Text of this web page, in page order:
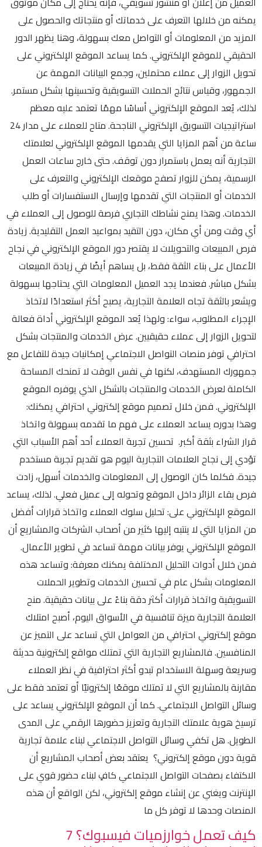
يمكنه من خلالها التعرف على خدماتك أو منتجاتك والحصول على
المزيد من المعلومات أو التواصل معك بسهولة، وهنا يظهر الدور
الحقيقي للموقع الإلكتروني. كما يساعد الموقع الإلكتروني على
تحويل الزوار إلى عملاء محتملين، وجمع البيانات المهمة عن
الجمهور، وقياس نتائج الحملات التسويقية وتحسينها بشكل مستمر.
لذلك، يُعد الموقع الإلكتروني أساسًا مهمًا تعتمد عليه معظم
استراتيجيات التسويق الإلكتروني الناجحة. متاح للعملاء على مدار 24
ساعة من أهم المزايا التي يقدمها الموقع الإلكتروني لعلامتك
التجارية أنه يعمل باستمرار دون توقف. حتى خارج ساعات العمل
الرسمية، يمكن للزوار تصفح موقعك الإلكتروني والتعرف على
الخدمات أو المنتجات التي تقدمها وإرسال الاستفسارات أو طلب
الخدمات. وهذا يمنح نشاطك التجاري فرصة للوصول إلى العملاء في
أي وقت ومن أي مكان، دون التقيد بمواعيد العمل التقليدية. زيادة
فرص المبيعات والتحويلات لا يقتصر دور الموقع الإلكتروني في نجاح
الأعمال على بناء الثقة فقط، بل يساهم أيضًا في زيادة المبيعات
بشكل مباشر. فعندما يجد العميل المعلومات التي يحتاجها بسهولة
ويشعر بالثقة تجاه العلامة التجارية، يصبح أكثر استعدادًا لاتخاذ
الإجراء المطلوب، سواء: ولهذا يُعد الموقع الإلكتروني أداة فعالة
لتحويل الزوار إلى عملاء حقيقيين. عرض الخدمات والمنتجات بشكل
احترافي توفر منصات التواصل الاجتماعي إمكانيات جيدة للتفاعل مع
جمهورك المستهدف، لكنها في نفس الوقت لا تمنحك المساحة
الكاملة لعرض الخدمات والمنتجات بالشكل الذي يوفره الموقع
الإلكتروني. فمن خلال تصميم موقع إلكتروني احترافي يمكنك:
وهذا بدوره يساعد العملاء على فهم ما تقدمه بسهولة واتخاذ
قرار الشراء بثقة أكبر. تحسين تجربة العملاء أحد أهم الأسباب التي
تؤدي إلى نجاح العلامات التجارية اليوم هو تقديم تجربة مستخدم
جيدة. فكلما كان الوصول إلى المعلومات والخدمات أسهل، زادت
فرص بقاء الزائر داخل الموقع وتحوله إلى عميل فعلي. لذلك، يساعد
الموقع الإلكتروني على: تحليل سلوك العملاء واتخاذ قرارات أفضل
من المزايا التي لا ينتبه إليها كثير من أصحاب الشركات والمشاريع أن
الموقع الإلكتروني يوفر بيانات مهمة تساعد في تطوير الأعمال.
فمن خلال أدوات التحليل المختلفة يمكنك معرفة: وتساعد هذه
المعلومات بشكل عام في تحسين الخدمات وتطوير الحملات
التسويقية واتخاذ قرارات أكثر دقة بناءً على بيانات حقيقية. منح
العلامة التجارية ميزة تنافسية في الأسواق اليوم، أصبح امتلاك
موقع إلكتروني احترافي من العوامل التي تساعد على التميز عن
المنافسين. فالمشاريع التجارية التي تمتلك مواقع إلكترونية حديثة
وسريعة وسهلة الاستخدام تبدو أكثر احترافية في نظر العملاء
مقارنة بالمشاريع التي لا تمتلك موقعًا إلكترونيًا أو تعتمد فقط على
وسائل التواصل الاجتماعي. كما أن الموقع الإلكتروني يساعد على
ترسيخ هوية علامتك التجارية وتعزيز حضورها الرقمي على المدى
الطويل. هل تكفي وسائل التواصل الاجتماعي لبناء علامة تجارية
قوية دون موقع إلكتروني؟ يعتقد بعض أصحاب المشاريع أن
الاكتفاء بصفحات التواصل الاجتماعي كافٍ لبناء حضور قوي على
الإنترنت ويغني عن إنشاء موقع إلكتروني، لكن الواقع أن هذه
المنصات وحدها لا توفر كل ما
كيف تعمل خوارزميات فيسبوك؟ 7